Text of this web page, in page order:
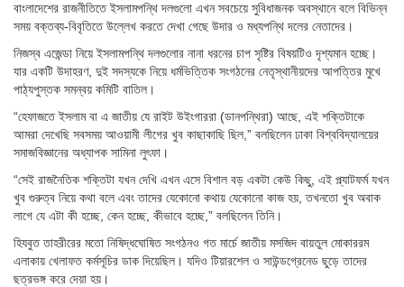
বাংলাদেশের রাজনীতিতে ইসলামপন্থি দলগুলো এখন সবচেয়ে সুবিধাজনক অবস্থানে বলে বিভিন্ন
সময় বক্তব্য-বিবৃতিতে উল্লেখ করতে দেখা গেছে উদার ও মধ্যপন্থি দলের নেতাদের।
নিজস্ব এজেন্ডা নিয়ে ইসলামপন্থি দলগুলোর নানা ধরনের চাপ সৃষ্টির বিষয়টিও দৃশ্যমান হচ্ছে।
যার একটি উদাহরণ, দুই সদস্যকে নিয়ে ধর্মভিত্তিক সংগঠনের নেতৃস্থানীয়দের আপত্তির মুখে
পাঠ্যপুস্তক সমন্বয় কমিটি বাতিল।
“হেফাজতে ইসলাম বা এ জাতীয় যে রাইট উইংগাররা (ডানপন্থিরা) আছে, এই শক্তিটাকে
আমরা দেখেছি সবসময় আওয়ামী লীগের খুব কাছাকাছি ছিল,” বলছিলেন ঢাকা বিশ্ববিদ্যালয়ের
সমাজবিজ্ঞানের অধ্যাপক সামিনা লুৎফা।
“সেই রাজনৈতিক শক্তিটা যখন দেখি এখন এসে বিশাল বড় একটা কেউ কিছু, এই প্ল্যাটফর্ম যখন
খুব গুরুত্ব নিয়ে কথা বলে এবং তাদের যেকোনো কথায় যেকোনো কাজ হয়, তখনতো খুব অবাক
লাগে যে এটা কী হচ্ছে, কেন হচ্ছে, কীভাবে হচ্ছে,” বলছিলেন তিনি।
হিযবুত তাহরীরের মতো নিষিদ্ধঘোষিত সংগঠনও গত মার্চে জাতীয় মসজিদ বায়তুল মোকাররম
এলাকায় খেলাফত কর্মসূচির ডাক দিয়েছিল। যদিও টিয়ারশেল ও সাউন্ডগ্রেনেড ছুড়ে তাদের
ছত্রভঙ্গ করে দেয়া হয়।